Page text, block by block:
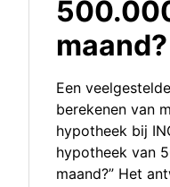
maand?
Een
berekenen van
hypotheek bij
hypotheek van
maand?” Het